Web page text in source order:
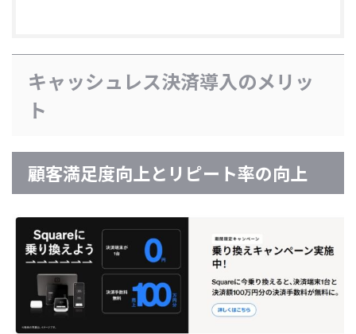
キャッシュレス決済導入のメリッ
ト
顧客満足度向上とリピート率の向上